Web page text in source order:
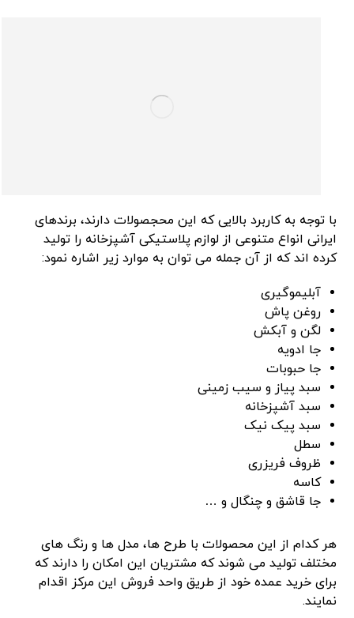
با توجه به کاربرد بالایی که این محجصولات دارند، برندهای
ایرانی انواع متنوعی از لوازم پلاستیکی آشپزخانه را تولید
کرده اند که از آن جمله می توان به موارد زیر اشاره نمود:
آبلیموگیری
روغن پاش
لگن و آبکش
جا ادویه
جا حبوبات
سبد پیاز و سیب زمینی
سبد آشپزخانه
سبد پیک نیک
سطل
ظروف فریزری
کاسه
جا قاشق و چنگال و …
هر کدام از این محصولات با طرح ها، مدل ها و رنگ های
مختلف تولید می شوند که مشتریان این امکان را دارند که
برای خرید عمده خود از طریق واحد فروش این مرکز اقدام
نمایند.